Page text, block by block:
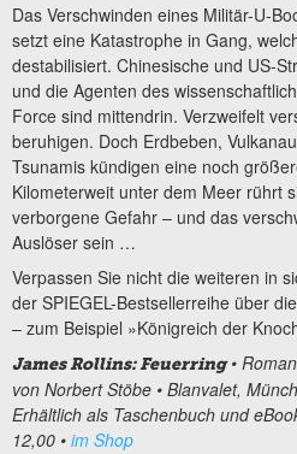
Das Verschwinden eines Militär-U-
setzt eine Katastrophe in Gang,
destabilisiert. Chinesische und US-
und die Agenten des
Force sind mittendrin. Verzweifelt
beruhigen. Doch Erdbeben,
Tsunamis kündigen eine noch
Kilometerweit unter dem Meer rührt
verborgene Gefahr – und das
Auslöser sein …
Verpassen Sie nicht die weiteren in
der SPIEGEL-Bestsellerreihe über
– zum Beispiel »Königreich der
James Rollins: Feuerring•
von Norbert Stöbe • Blanvalet,
Erhältlich als Taschenbuch und
12,00 • im Shop